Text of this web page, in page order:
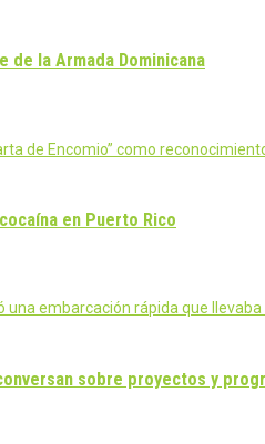
la Armada Dominicana
de Encomio” como
en Puerto Rico
una embarcación rápida que
sobre proyectos y